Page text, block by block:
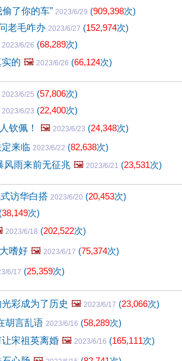
了你的车” 2023/6/29 (909,398次)
老毛咋办 2023/6/27 (152,974次)
2023/6/26 (68,289次)
的 🖼️ 2023/6/26 (66,124次)
2023/6/25 (57,806次)
2023/6/23 (22,400次)
钦佩！
🖼️ 2023/6/23 (24,348次)
来临 2023/6/22 (82,638次)
风雨来前无征兆 🖼️ 2023/6/21 (23,531次)
访华白搭 2023/6/20 (20,453次)
(38,149次)
2023/6/18 (202,522次)
嗜好 🖼️ 2023/6/17 (75,374次)
6/17 (25,359次)
彩成为了历史 🖼️ 2023/6/17 (23,066次)
胡言乱语 2023/6/16 (58,289次)
宋祖英离婚 🖼️ 2023/6/16 (165,111次)